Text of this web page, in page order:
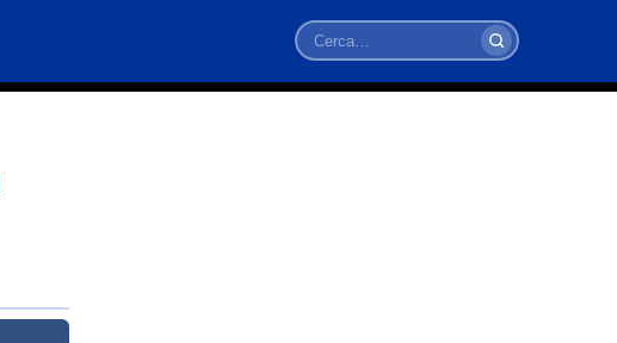
Cerca